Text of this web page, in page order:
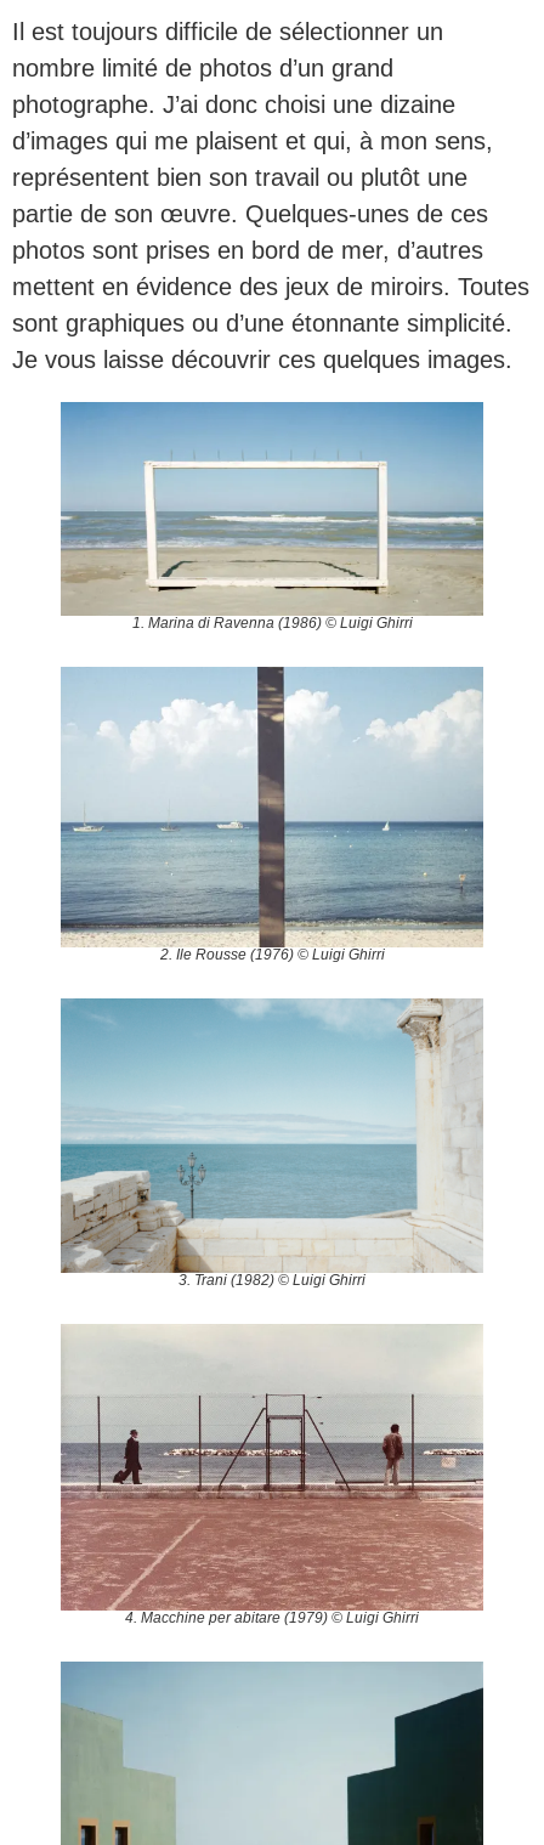
Il est toujours difficile de sélectionner un
nombre limité de photos d’un grand
photographe. J’ai donc choisi une dizaine
d’images qui me plaisent et qui, à mon sens,
représentent bien son travail ou plutôt une
partie de son œuvre. Quelques-unes de ces
photos sont prises en bord de mer, d’autres
mettent en évidence des jeux de miroirs. Toutes
sont graphiques ou d’une étonnante simplicité.
Je vous laisse découvrir ces quelques images.
1. Marina di Ravenna (1986) © Luigi Ghirri
2. Ile Rousse (1976) © Luigi Ghirri
3. Trani (1982) © Luigi Ghirri
4. Macchine per abitare (1979) © Luigi Ghirri